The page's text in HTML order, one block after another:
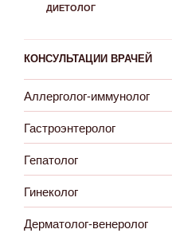
РУБРИКИ
ДИЕТОЛОГ
КОНСУЛЬТАЦИИ ВРАЧЕЙ
Аллерголог-иммунолог
Гастроэнтеролог
Гепатолог
Гинеколог
Дерматолог-венеролог